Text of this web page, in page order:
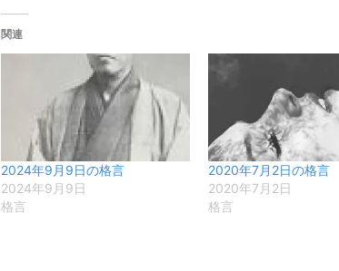
関連
2024年9月9日の格言
2024年9月9日
格言
2020年7月2日の格言
2020年7月2日
格言